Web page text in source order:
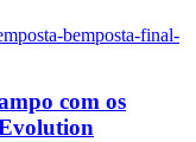
bemposta-final-
com os